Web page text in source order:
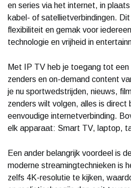
en series via het internet, in
kabel- of satellietverbindingen.
flexibiliteit en gemak voor
technologie en vrijheid in
Met IP TV heb je toegang tot
zenders en on-demand content
je nu sportwedstrijden, nieuws,
zenders wilt volgen, alles is direct
eenvoudige internetverbinding.
elk apparaat: Smart TV, laptop,
Een ander belangrijk voordeel is
moderne streamingtechnieken is
zelfs 4K-resolutie te kijken,